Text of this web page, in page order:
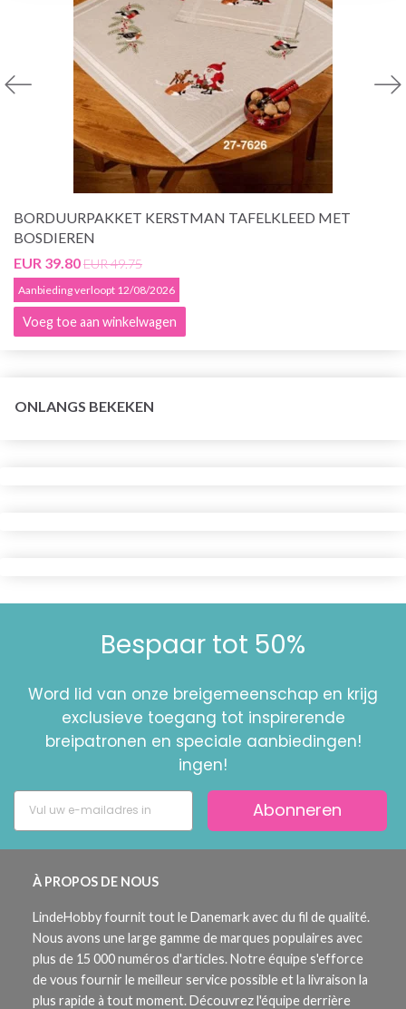
BORDUURPAKKET KERSTMAN TAFELKLEED MET
BOSDIEREN
EUR 39.80EUR 49.75
Aanbieding verloopt 12/08/2026
Voeg toe aan winkelwagen
ONLANGS BEKEKEN
Bespaar tot 50%
Word lid van onze breigemeenschap en krijg
exclusieve toegang tot inspirerende
breipatronen en speciale aanbiedingen!
ingen!
Abonneren
À PROPOS DE NOUS
LindeHobby fournit tout le Danemark avec du fil de qualité.
Nous avons une large gamme de marques populaires avec
plus de 15 000 numéros d'articles. Notre équipe s'efforce
de vous fournir le meilleur service possible et la livraison la
plus rapide à tout moment. Découvrez l'équipe derrière